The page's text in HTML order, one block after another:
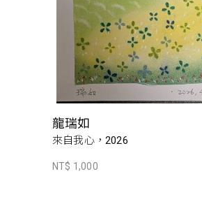
龍瑞如
來自我心，2026
NT$ 1,000